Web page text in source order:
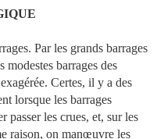
Par les grands barrages
modestes barrages des
Certes, il y a des
lorsque les barrages
passer les crues, et, sur les
raison, on manœuvre les